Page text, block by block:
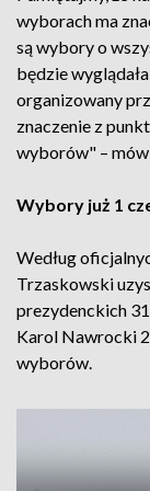
wyborach ma
są wybory o
będzie
organizowany
znaczenie z
wyborów" –
Wybory już 1
Według
Trzaskowski
prezydenckich
Karol Nawrocki
wyborów.